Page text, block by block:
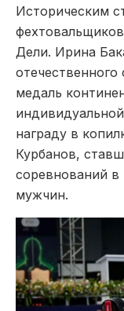
Историческим
Дели. Ирина
медаль
награду в
Курбанов,
соревнований
мужчин.